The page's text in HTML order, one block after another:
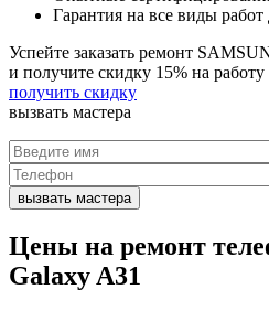
Гарантия на все виды работ
Успейте заказать ремонт
и получите скидку 15% на работу
получить скидку
вызвать мастера
Цены на ремонт
Galaxy A31